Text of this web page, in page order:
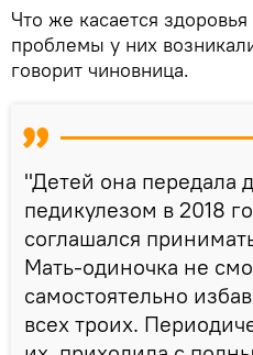
Что же касается
проблемы у них
говорит чиновница.
"Детей она передала
педикулезом в 2018
соглашался
Мать-одиночка не
самостоятельно
всех троих.